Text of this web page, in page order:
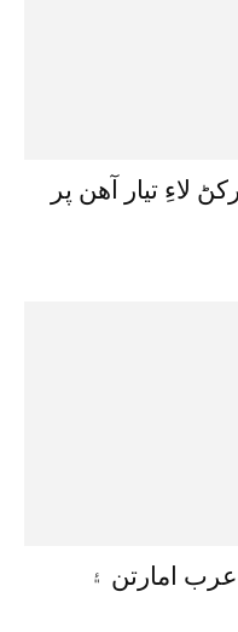
لاءِ تيار آهن پر
امارتن ۽